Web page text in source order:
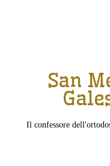
San
Il confessore